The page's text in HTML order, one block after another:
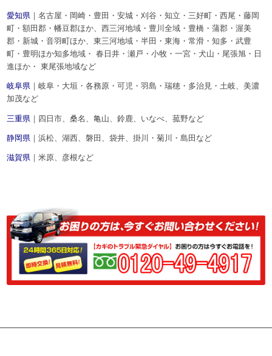
愛知県 ｜名古屋・岡崎・豊田・安城・刈谷・知立・三好町・西尾・藤岡
町・額田郡・幡豆郡ほか、西三河地域・豊川全域・豊橋・蒲郡・渥美
郡・新城・音羽町ほか、東三河地域・半田・東海・常滑・知多・武豊
町・豊明ほか知多地域・ 春日井・瀬戸・小牧・一宮・犬山・尾張旭・日
進ほか・ 東尾張地域など
岐阜県 ｜岐阜・大垣・各務原・可児・羽島・瑞穂・多治見・土岐、美濃
加茂など
三重県 ｜四日市、桑名、亀山、鈴鹿、いなべ、菰野など
静岡県 ｜浜松、湖西、磐田、袋井、掛川・菊川・島田など
滋賀県 ｜米原、彦根など